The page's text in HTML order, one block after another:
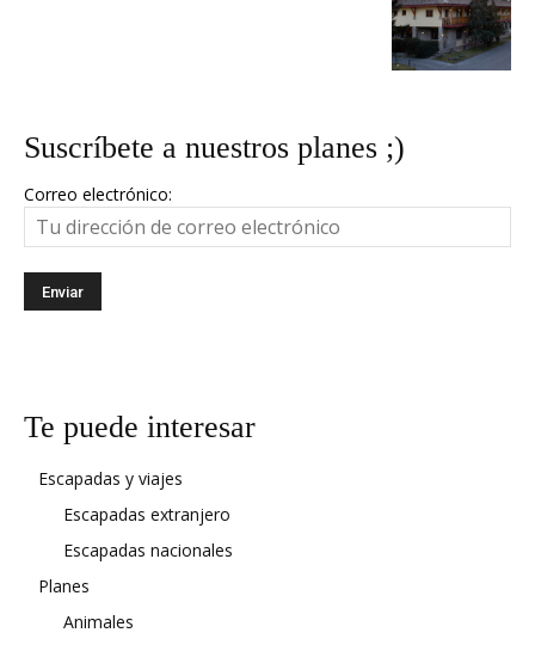
Suscríbete a nuestros planes ;)
Correo electrónico:
Te puede interesar
Escapadas y viajes
Escapadas extranjero
Escapadas nacionales
Planes
Animales